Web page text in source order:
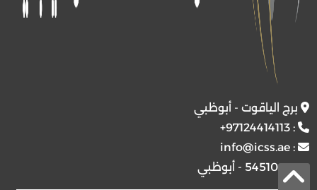
برج الياقوت - أبوظبي
:
+97124414113
:
info@icss.ae
ص.ب54510 - أبوظبي